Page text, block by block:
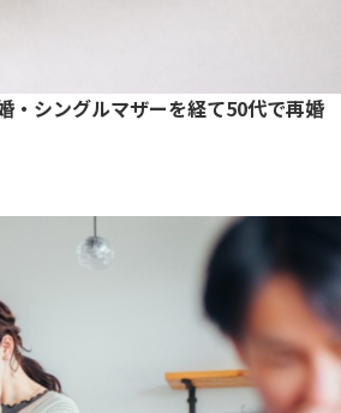
・シングルマザーを経て50代で再婚